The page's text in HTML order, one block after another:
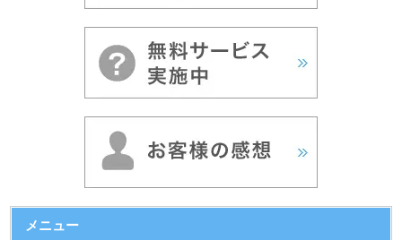
メニュー